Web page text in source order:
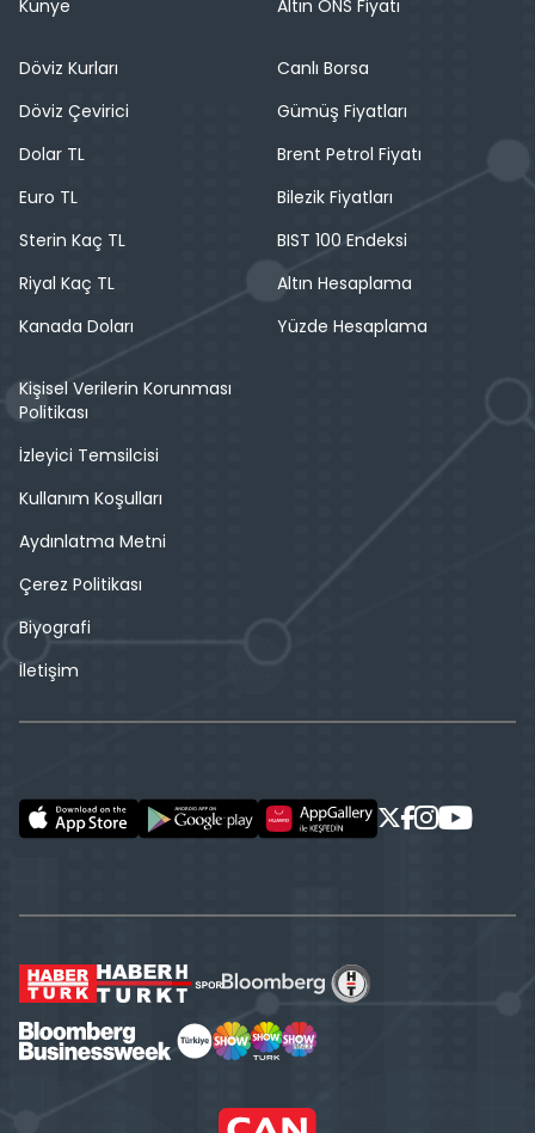
Künye
Altın ONS Fiyatı
Döviz Kurları
Döviz Çevirici
Dolar TL
Euro TL
Sterin Kaç TL
Riyal Kaç TL
Kanada Doları
Canlı Borsa
Gümüş Fiyatları
Brent Petrol Fiyatı
Bilezik Fiyatları
BIST 100 Endeksi
Altın Hesaplama
Yüzde Hesaplama
Kişisel Verilerin Korunması
Politikası
İzleyici Temsilcisi
Kullanım Koşulları
Aydınlatma Metni
Çerez Politikası
Biyografi
İletişim